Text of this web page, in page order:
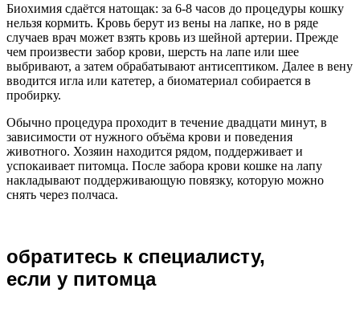
Биохимия сдаётся натощак: за 6-8 часов до процедуры кошку
нельзя кормить. Кровь берут из вены на лапке, но в ряде
случаев врач может взять кровь из шейной артерии. Прежде
чем произвести забор крови, шерсть на лапе или шее
выбривают, а затем обрабатывают антисептиком. Далее в вену
вводится игла или катетер, а биоматериал собирается в
пробирку.
Обычно процедура проходит в течение двадцати минут, в
зависимости от нужного объёма крови и поведения
животного. Хозяин находится рядом, поддерживает и
успокаивает питомца. После забора крови кошке на лапу
накладывают поддерживающую повязку, которую можно
снять через полчаса.
обратитесь к специалисту,
если у питомца